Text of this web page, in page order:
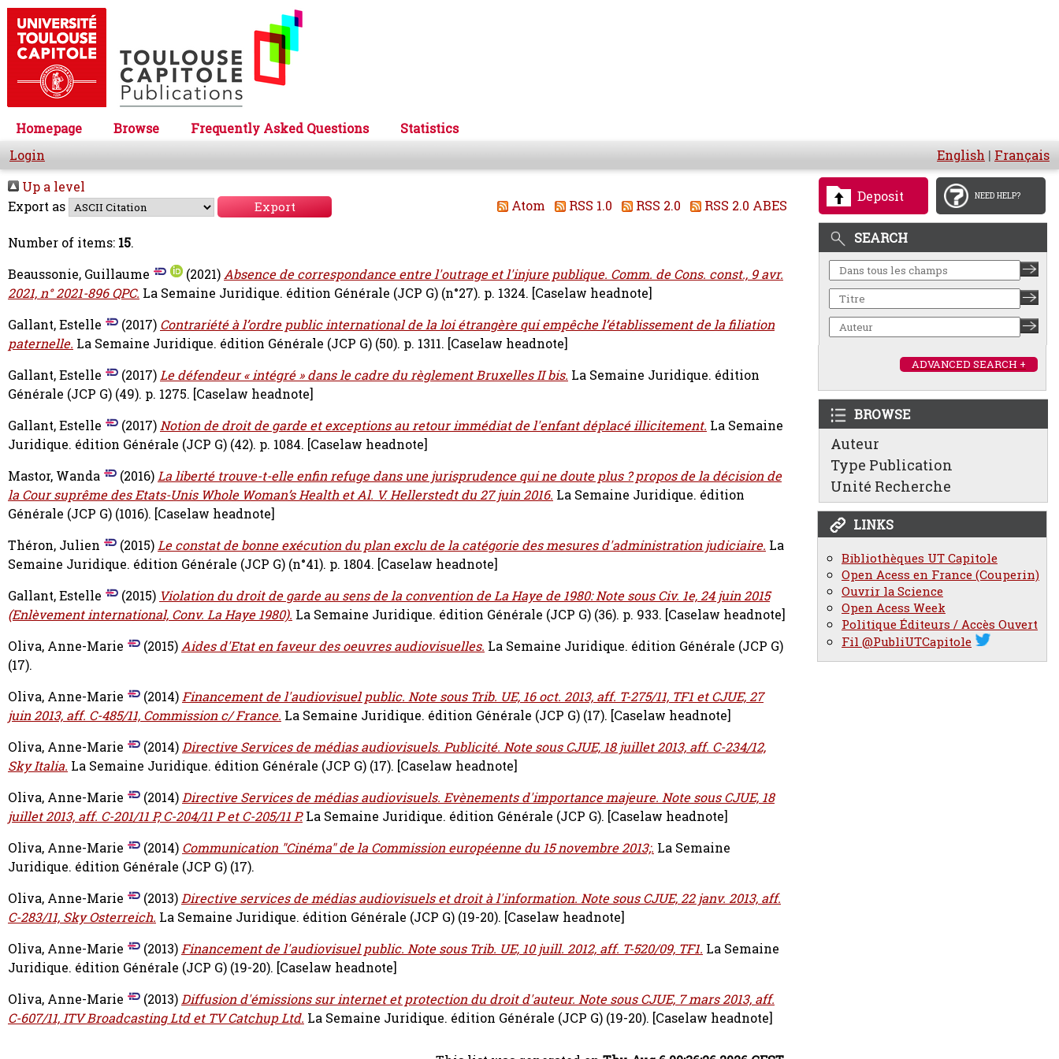
Homepage Browse Frequently Asked Questions
Statistics
Login
English | Français
Deposit NEED HELP?
SEARCH
ADVANCED SEARCH +
BROWSE
Auteur
Type Publication
Unité Recherche
LINKS
Bibliothèques UT Capitole
Open Acess en France (Couperin)
Ouvrir la Science
Open Acess Week
Politique Éditeurs / Accès Ouvert
Fil @PubliUTCapitole
Up a level
Export as
Atom RSS 1.0 RSS 2.0 RSS 2.0 ABES
Number of items: 15.
Beaussonie, Guillaume
(2021)Absence de correspondance entre l'outrage et l'injure publique. Comm. de Cons. const., 9 avr.
2021, n° 2021-896 QPC. La Semaine Juridique. édition Générale (JCP G) (n°27). p. 1324. [Caselaw headnote]
Gallant, Estelle
(2017) Contrariété à l’ordre public international de la loi étrangère qui empêche l’établissement de la filiation
paternelle. La Semaine Juridique. édition Générale (JCP G) (50). p. 1311. [Caselaw headnote]
Gallant, Estelle
(2017)Le défendeur « intégré » dans le cadre du règlement Bruxelles II bis. La Semaine Juridique. édition
Générale (JCP G) (49). p. 1275. [Caselaw headnote]
Gallant, Estelle
(2017)Notion de droit de garde et exceptions au retour immédiat de l'enfant déplacé illicitement. La Semaine
Juridique. édition Générale (JCP G) (42). p. 1084. [Caselaw headnote]
Mastor, Wanda
(2016)La liberté trouve-t-elle enfin refuge dans une jurisprudence qui ne doute plus ? propos de la décision de
la Cour suprême des Etats-Unis Whole Woman’s Health et Al. V. Hellerstedt du 27 juin 2016. La Semaine Juridique. édition
Générale (JCP G) (1016). [Caselaw headnote]
Théron, Julien
(2015)Le constat de bonne exécution du plan exclu de la catégorie des mesures d'administration judiciaire. La
Semaine Juridique. édition Générale (JCP G) (n°41). p. 1804. [Caselaw headnote]
Gallant, Estelle
(2015) Violation du droit de garde au sens de la convention de La Haye de 1980: Note sous Civ. 1e, 24 juin 2015
(Enlèvement international, Conv. La Haye 1980). La Semaine Juridique. édition Générale (JCP G) (36). p. 933. [Caselaw headnote]
Oliva, Anne-Marie
(2015)Aides d'Etat en faveur des oeuvres audiovisuelles. La Semaine Juridique. édition Générale (JCP G)
(17).
Oliva, Anne-Marie
(2014)Financement de l'audiovisuel public. Note sous Trib. UE, 16 oct. 2013, aff. T-275/11, TF1 et CJUE, 27
juin 2013, aff. C-485/11, Commission c/ France. La Semaine Juridique. édition Générale (JCP G) (17). [Caselaw headnote]
Oliva, Anne-Marie
(2014)Directive Services de médias audiovisuels. Publicité. Note sous CJUE, 18 juillet 2013, aff. C-234/12,
Sky Italia. La Semaine Juridique. édition Générale (JCP G) (17). [Caselaw headnote]
Oliva, Anne-Marie
(2014)Directive Services de médias audiovisuels. Evènements d'importance majeure. Note sous CJUE, 18
juillet 2013, aff. C-201/11 P, C-204/11 P et C-205/11 P. La Semaine Juridique. édition Générale (JCP G). [Caselaw headnote]
Oliva, Anne-Marie
(2014) Communication "Cinéma" de la Commission européenne du 15 novembre 2013;. La Semaine
Juridique. édition Générale (JCP G) (17).
Oliva, Anne-Marie
(2013)Directive services de médias audiovisuels et droit à l'information. Note sous CJUE, 22 janv. 2013, aff.
C-283/11, Sky Osterreich. La Semaine Juridique. édition Générale (JCP G) (19-20). [Caselaw headnote]
Oliva, Anne-Marie
(2013)Financement de l'audiovisuel public. Note sous Trib. UE, 10 juill. 2012, aff. T-520/09, TF1. La Semaine
Juridique. édition Générale (JCP G) (19-20). [Caselaw headnote]
Oliva, Anne-Marie
(2013)Diffusion d'émissions sur internet et protection du droit d'auteur. Note sous CJUE, 7 mars 2013, aff.
C-607/11, ITV Broadcasting Ltd et TV Catchup Ltd. La Semaine Juridique. édition Générale (JCP G) (19-20). [Caselaw headnote]